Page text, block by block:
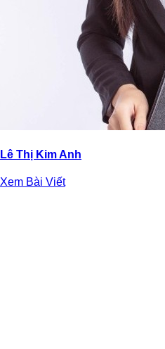
Lê Thị Kim Anh
Xem Bài Viết